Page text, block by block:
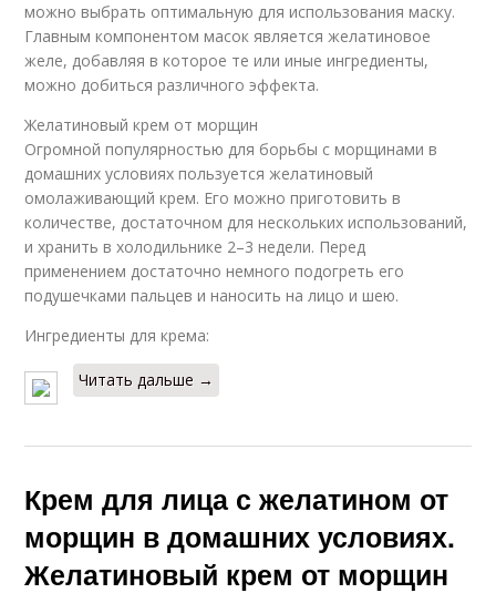
можно выбрать оптимальную для использования маску.
Главным компонентом масок является желатиновое
желе, добавляя в которое те или иные ингредиенты,
можно добиться различного эффекта.
Желатиновый крем от морщин
Огромной популярностью для борьбы с морщинами в
домашних условиях пользуется желатиновый
омолаживающий крем. Его можно приготовить в
количестве, достаточном для нескольких использований,
и хранить в холодильнике 2–3 недели. Перед
применением достаточно немного подогреть его
подушечками пальцев и наносить на лицо и шею.
Ингредиенты для крема:
Читать дальше →
Крем для лица с желатином от
морщин в домашних условиях.
Желатиновый крем от морщин